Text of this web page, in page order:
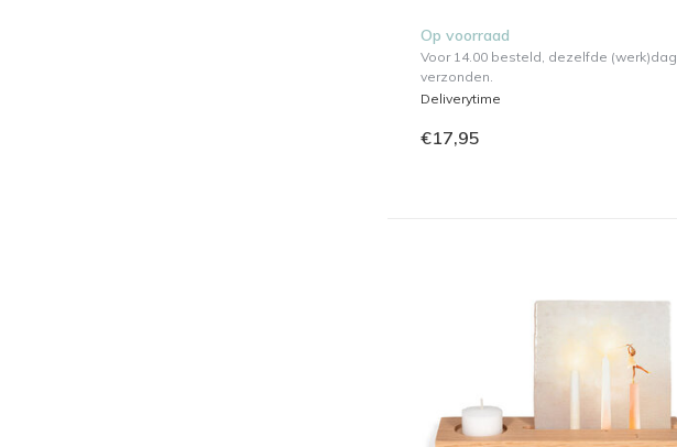
Op voorraad
Voor 14.00 besteld, dezelfde (werk)dag
verzonden.
Deliverytime
€17,95